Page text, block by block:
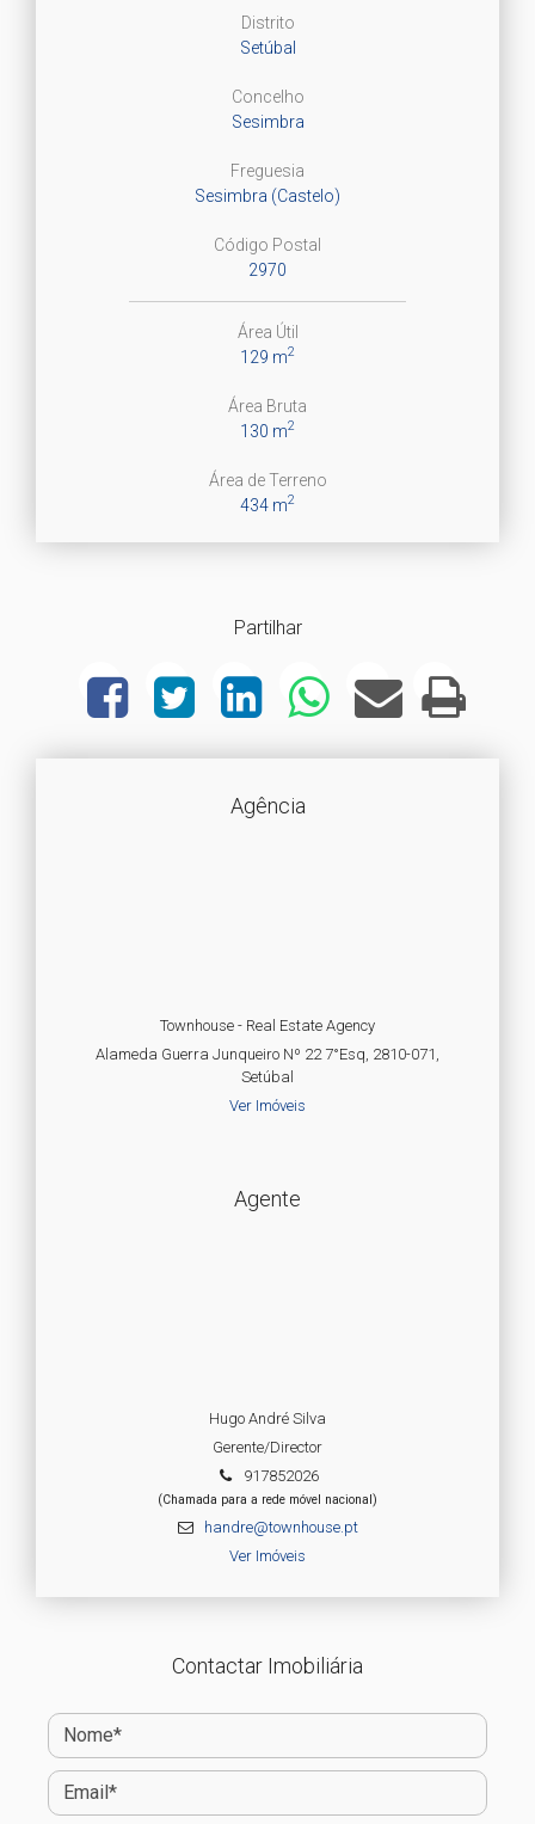
Distrito
Setúbal
Concelho
Sesimbra
Freguesia
Sesimbra (Castelo)
Código Postal
2970
Área Útil
129 m2
Área Bruta
130 m2
Área de Terreno
434 m2
Partilhar
Agência
Townhouse - Real Estate Agency
Alameda Guerra Junqueiro Nº 22 7°Esq, 2810-071,
Setúbal
Ver Imóveis
Agente
Hugo André Silva
Gerente/Director
917852026
(Chamada para a rede móvel nacional)
handre@townhouse.pt
Ver Imóveis
Contactar Imobiliária